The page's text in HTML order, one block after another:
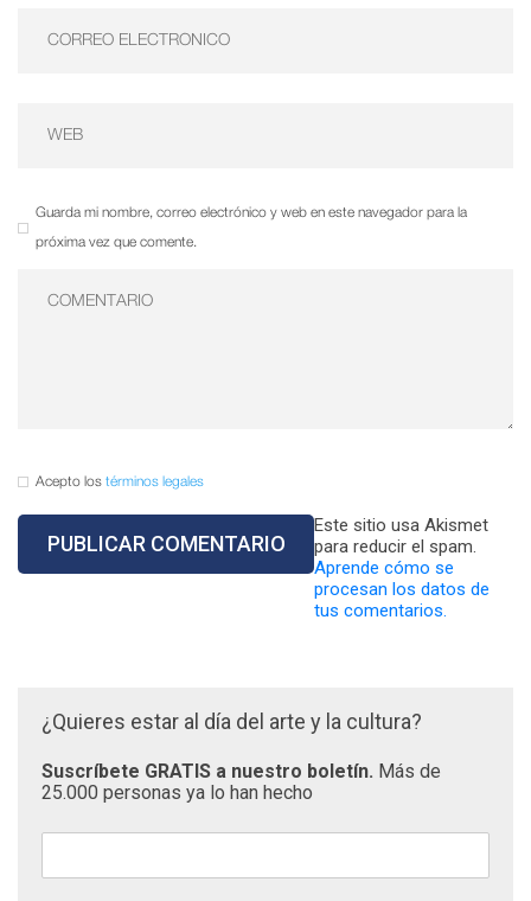
Guarda mi nombre, correo electrónico y web en este navegador para la
próxima vez que comente.
Acepto los términos legales
Este sitio usa Akismet
para reducir el spam.
Aprende cómo se
procesan los datos de
tus comentarios.
¿Quieres estar al día del arte y la cultura?
Suscríbete GRATIS a nuestro boletín. Más de
25.000 personas ya lo han hecho